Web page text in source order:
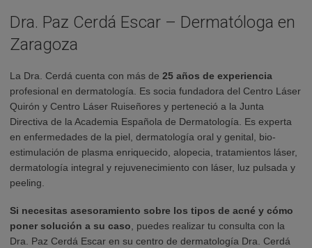
Dra. Paz Cerdá Escar – Dermatóloga en
Zaragoza
La Dra. Cerdá cuenta con más de 25 años de experiencia
profesional en dermatología. Es socia fundadora del Centro Láser
Quirón y Centro Láser Ruiseñores y perteneció a la Junta
Directiva de la Academia Española de Dermatología. Es experta
en enfermedades de la piel, dermatología oral y genital, bio-
estimulación de plasma enriquecido, alopecia, tratamientos láser,
dermatología integral y rejuvenecimiento con láser, luz pulsada y
peeling.
Si necesitas asesoramiento sobre los tipos de acné y cómo
poner solución a su caso, puedes realizar tu consulta con la
Dra. Paz Cerdá Escar en su centro de dermatología Dra. Cerdá